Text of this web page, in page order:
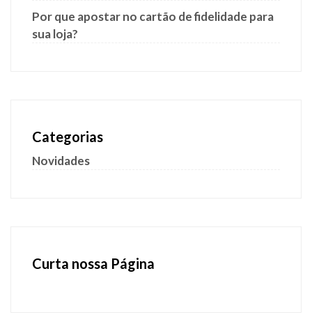
Por que apostar no cartão de fidelidade para
sua loja?
Categorias
Novidades
Curta nossa Página